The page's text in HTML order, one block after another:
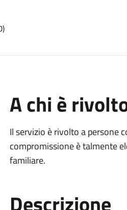
A chi è
Il servizio è rivolto a persone
compromissione è talmente
familiare.